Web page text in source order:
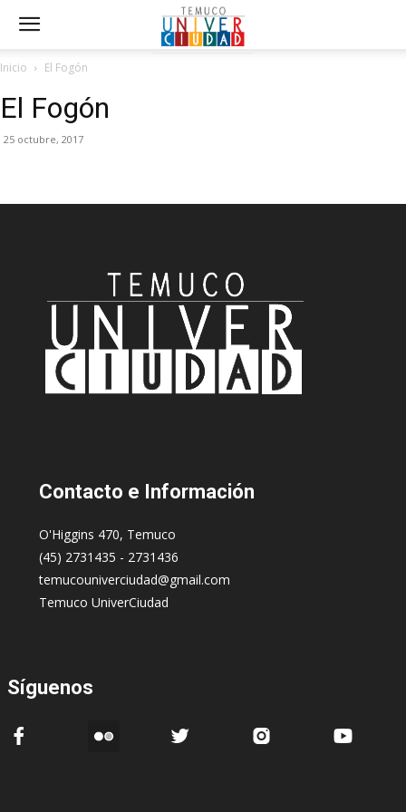
Inicio El Fogón
El Fogón
25 octubre, 2017
Contacto e Información
O'Higgins 470, Temuco
(45) 2731435 - 2731436
temucouniverciudad@gmail.com
Temuco UniverCiudad
Síguenos